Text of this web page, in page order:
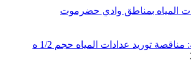
المياه بمناطق وادي حضرموت
توريد عدادات المياه حجم 1/2 ه